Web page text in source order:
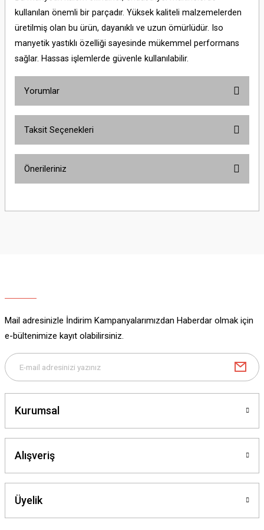
kullanılan önemli bir parçadır. Yüksek kaliteli malzemelerden
üretilmiş olan bu ürün, dayanıklı ve uzun ömürlüdür. Iso
manyetik yastıklı özelliği sayesinde mükemmel performans
sağlar. Hassas işlemlerde güvenle kullanılabilir.
Yorumlar
Taksit Seçenekleri
Önerileriniz
yetersiz gördüğünüz noktaları öneri formunu kullanarak tarafımıza
Bu ürüne benzer farklı alternatifler olmalı.
Mail adresinizle İndirim Kampanyalarımızdan Haberdar olmak için
e-bültenimize kayıt olabilirsiniz.
Kurumsal
Alışveriş
Üyelik